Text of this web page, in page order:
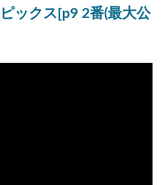
ックス[p9 2番(最大公